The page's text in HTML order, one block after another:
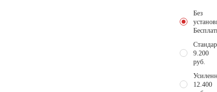
Без
9.200
руб.
12.400